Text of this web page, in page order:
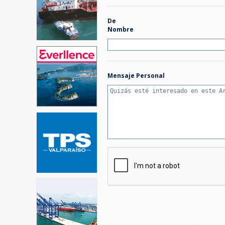
De
Nombre
Mensaje Personal